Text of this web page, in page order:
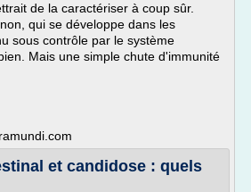
de la caractériser à coup sûr.
qui se développe dans les
sous contrôle par le système
Mais une simple chute d'immunité
et candidose : quels